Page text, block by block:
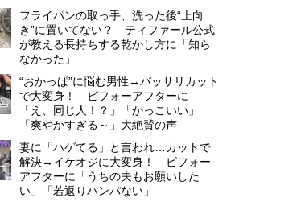
フライパンの取っ手、洗った後“上向
き”に置いてない？ ティファール公式
が教える長持ちする乾かし方に「知ら
なかった」
“おかっぱ”に悩む男性→バッサリカット
で大変身！ ビフォーアフターに
「え、同じ人！？」「かっこいい」
「爽やかすぎる～」大絶賛の声
妻に「ハゲてる」と言われ…カットで
解決→イケオジに大変身！ ビフォー
アフターに「うちの夫もお願いした
い」「若返りハンパない」